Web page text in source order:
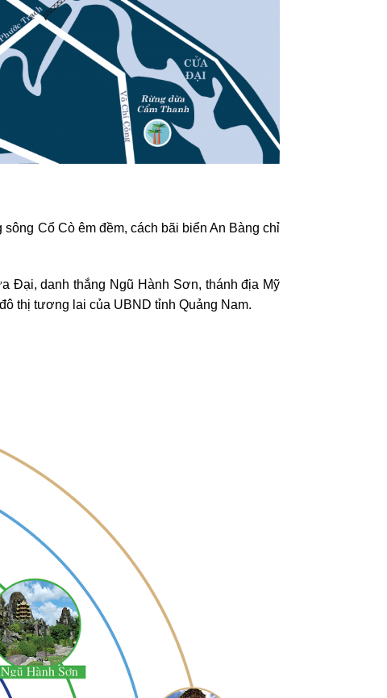
Cổ Cò êm đềm, cách bãi biển An Bàng chỉ
Đại, danh thắng Ngũ Hành Sơn, thánh địa Mỹ
thị tương lai của UBND tỉnh Quảng Nam.